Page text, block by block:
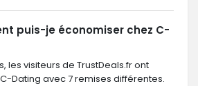
puis-je économiser chez C-
les visiteurs de TrustDeals.fr ont
Dating avec 7 remises différentes.